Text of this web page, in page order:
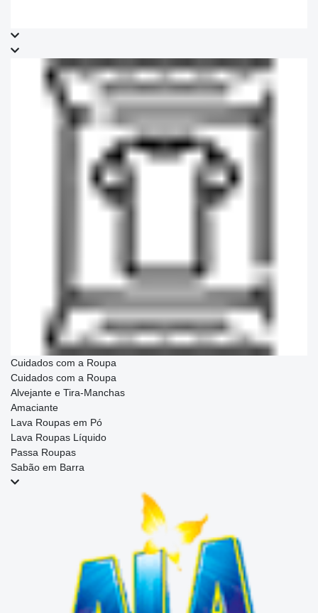
Cuidados com a Roupa
Cuidados com a Roupa
Alvejante e Tira-Manchas
Amaciante
Lava Roupas em Pó
Lava Roupas Líquido
Passa Roupas
Sabão em Barra